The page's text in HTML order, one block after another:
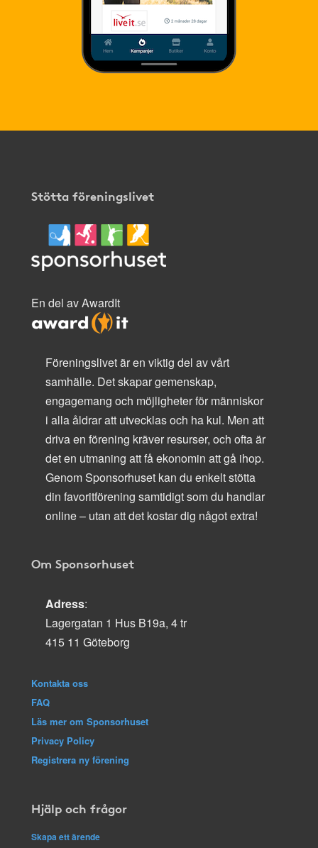
Stötta föreningslivet
En del av AwardIt
Föreningslivet är en viktig del av vårt
samhälle. Det skapar gemenskap,
engagemang och möjligheter för människor
i alla åldrar att utvecklas och ha kul. Men att
driva en förening kräver resurser, och ofta är
det en utmaning att få ekonomin att gå ihop.
Genom Sponsorhuset kan du enkelt stötta
din favoritförening samtidigt som du handlar
online – utan att det kostar dig något extra!
Om Sponsorhuset
Adress:
Lagergatan 1 Hus B19a, 4 tr
415 11 Göteborg
Kontakta oss
FAQ
Läs mer om Sponsorhuset
Privacy Policy
Registrera ny förening
Hjälp och frågor
Skapa ett ärende